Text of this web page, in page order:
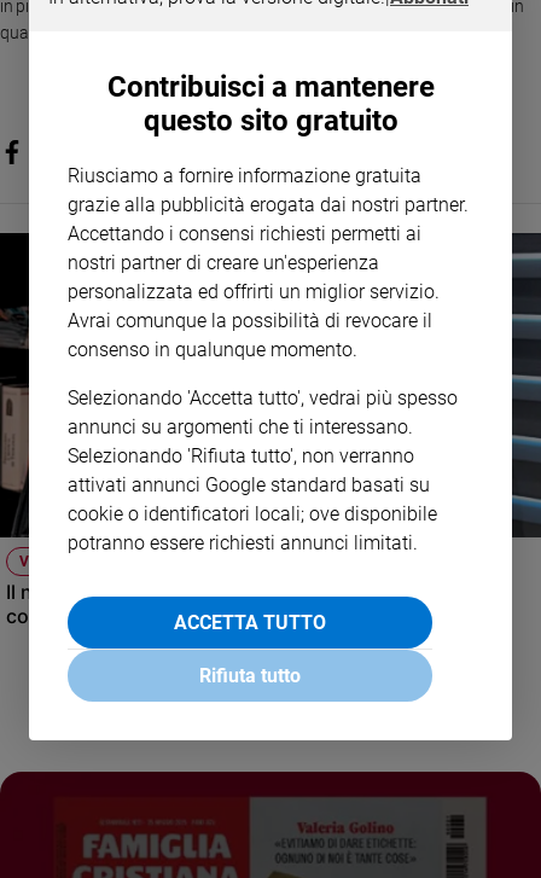
Policy
Contatti
Registrati
in più da studiare, ma soprattutto un tassello fondamentale per capire in
quale mondo viviamo.
VIDEO
Il nuovo numero di Famiglia Cristiana raccontato dal
condirettore.
Contribuisci a mantenere
questo sito gratuito
Riusciamo a fornire informazione gratuita
grazie alla pubblicità erogata dai nostri partner.
Accettando i consensi richiesti permetti ai
nostri partner di creare un'esperienza
personalizzata ed offrirti un miglior servizio.
Avrai comunque la possibilità di revocare il
consenso in qualunque momento.
Selezionando 'Accetta tutto', vedrai più spesso
annunci su argomenti che ti interessano.
Selezionando 'Rifiuta tutto', non verranno
attivati annunci Google standard basati su
cookie o identificatori locali; ove disponibile
potranno essere richiesti annunci limitati.
ACCETTA TUTTO
Rifiuta tutto